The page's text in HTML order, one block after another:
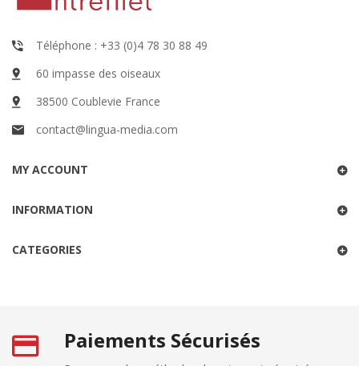
Téléphone : +33 (0)4 78 30 88 49
60 impasse des oiseaux
38500 Coublevie France
contact@lingua-media.com
MY ACCOUNT
INFORMATION
CATEGORIES
Paiements Sécurisés